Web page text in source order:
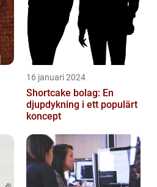
16 januari 2024
Shortcake bolag: En
djupdykning i ett populärt
koncept